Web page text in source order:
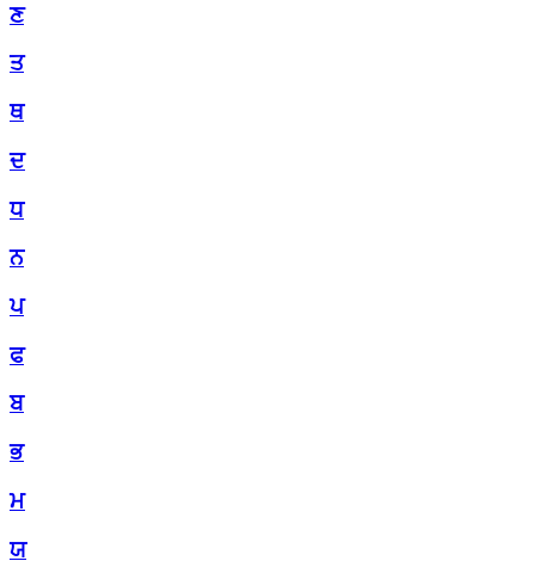
ਣ
ਤ
ਥ
ਦ
ਧ
ਨ
ਪ
ਫ
ਬ
ਭ
ਮ
ਯ